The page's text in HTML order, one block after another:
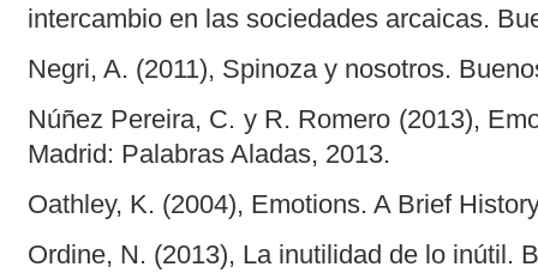
intercambio en las sociedades arcaicas.
Negri, A. (2011), Spinoza y nosotros.
Núñez Pereira, C. y R. Romero (2013),
Madrid: Palabras Aladas, 2013.
Oathley, K. (2004), Emotions. A Brief
Ordine, N. (2013), La inutilidad de lo inútil.